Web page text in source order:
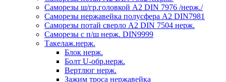
Саморезы ш/гр.головкой А2 DIN 7976 /нерж./
Саморезы нержавейка полусфера А2 DIN7981
Саморезы потай сверло А2 DIN 7504 нерж.
Саморезы с п/ш нерж. DIN9999
Такелаж.нерж.
Блок нерж.
Болт U-обр.нерж.
Вертлюг нерж.
Зажим троса нержавейка